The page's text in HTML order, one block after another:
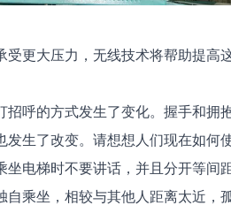
更大压力，无线技术将帮助提高
呼的方式发生了变化。握手和拥
生了改变。请想想人们现在如何
电梯时不要讲话，并且分开等间
乘坐，相较与其他人距离太近，